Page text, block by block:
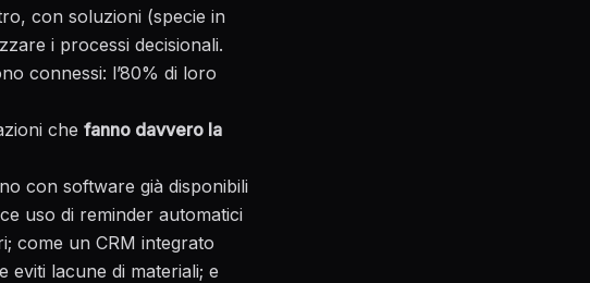
con soluzioni (specie in
i processi decisionali.
connessi: l’80% di loro
che fanno davvero la
con software già disponibili
uso di reminder automatici
come un CRM integrato
eviti lacune di materiali; e